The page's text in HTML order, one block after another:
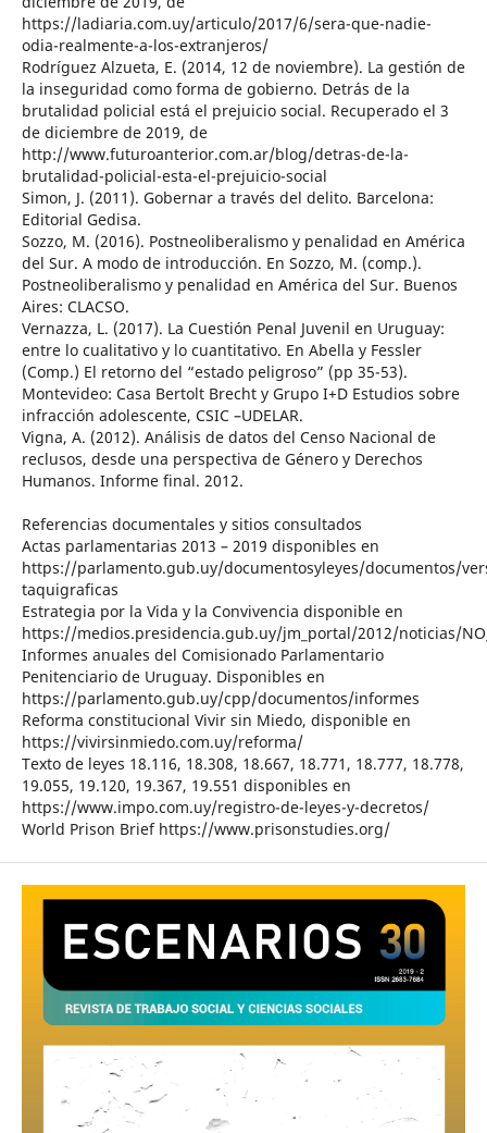
https://ladiaria.com.uy/articulo/2017/6/sera-que-nadie-
odia-realmente-a-los-extranjeros/
Rodríguez Alzueta, E. (2014, 12 de noviembre). La gestión de
la inseguridad como forma de gobierno. Detrás de la
brutalidad policial está el prejuicio social. Recuperado el 3
de diciembre de 2019, de
http://www.futuroanterior.com.ar/blog/detras-de-la-
brutalidad-policial-esta-el-prejuicio-social
Simon, J. (2011). Gobernar a través del delito. Barcelona:
Editorial Gedisa.
Sozzo, M. (2016). Postneoliberalismo y penalidad en América
del Sur. A modo de introducción. En Sozzo, M. (comp.).
Postneoliberalismo y penalidad en América del Sur. Buenos
Aires: CLACSO.
Vernazza, L. (2017). La Cuestión Penal Juvenil en Uruguay:
entre lo cualitativo y lo cuantitativo. En Abella y Fessler
(Comp.) El retorno del “estado peligroso” (pp 35-53).
Montevideo: Casa Bertolt Brecht y Grupo I+D Estudios sobre
infracción adolescente, CSIC –UDELAR.
Vigna, A. (2012). Análisis de datos del Censo Nacional de
reclusos, desde una perspectiva de Género y Derechos
Humanos. Informe final. 2012.
Referencias documentales y sitios consultados
Actas parlamentarias 2013 – 2019 disponibles en
https://parlamento.gub.uy/documentosyleyes/documentos/
taquigraficas
Estrategia por la Vida y la Convivencia disponible en
https://medios.presidencia.gub.uy/jm_portal/2012/noticias/
Informes anuales del Comisionado Parlamentario
Penitenciario de Uruguay. Disponibles en
https://parlamento.gub.uy/cpp/documentos/informes
Reforma constitucional Vivir sin Miedo, disponible en
https://vivirsinmiedo.com.uy/reforma/
Texto de leyes 18.116, 18.308, 18.667, 18.771, 18.777, 18.778,
19.055, 19.120, 19.367, 19.551 disponibles en
https://www.impo.com.uy/registro-de-leyes-y-decretos/
World Prison Brief https://www.prisonstudies.org/